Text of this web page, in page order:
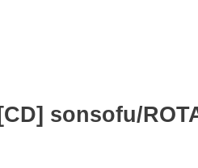
[CD] sonsofu/